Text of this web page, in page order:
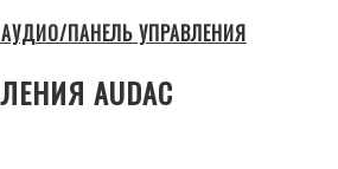
ПАНЕЛЬ УПРАВЛЕНИЯ
AUDAC